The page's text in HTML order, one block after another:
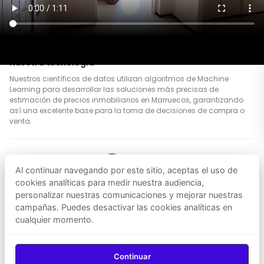
relacionados con el mercado inmobiliario en Marruecos, incluidas
ofertas, transacciones, datos catastrales, datos
sociodemográficos y mucho más, para proporcionar una
Nuestra tecnología
Nuestros científicos de datos utilizan algoritmos de Machine
Learning para desarrollar las soluciones más precisas de
estimación de precios inmobiliarios en Marruecos, garantizando
así una excelente base para la toma de decisiones de compra o
venta.
SÍGUENOS
Descargar en
App Store
Descargar en
© 2026Agenz— Todos los derechos reservados.
Al continuar navegando por este sitio, aceptas el uso de
cookies analíticas para medir nuestra audiencia,
personalizar nuestras comunicaciones y mejorar nuestras
campañas. Puedes desactivar las cookies analíticas en
cualquier momento.
Continuar